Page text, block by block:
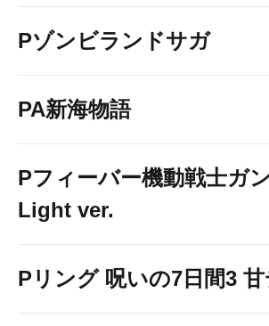
Pゾンビランドサガ
PA新海物語
Pフィーバー機動戦士ガ
Light ver.
Pリング 呪いの7日間3